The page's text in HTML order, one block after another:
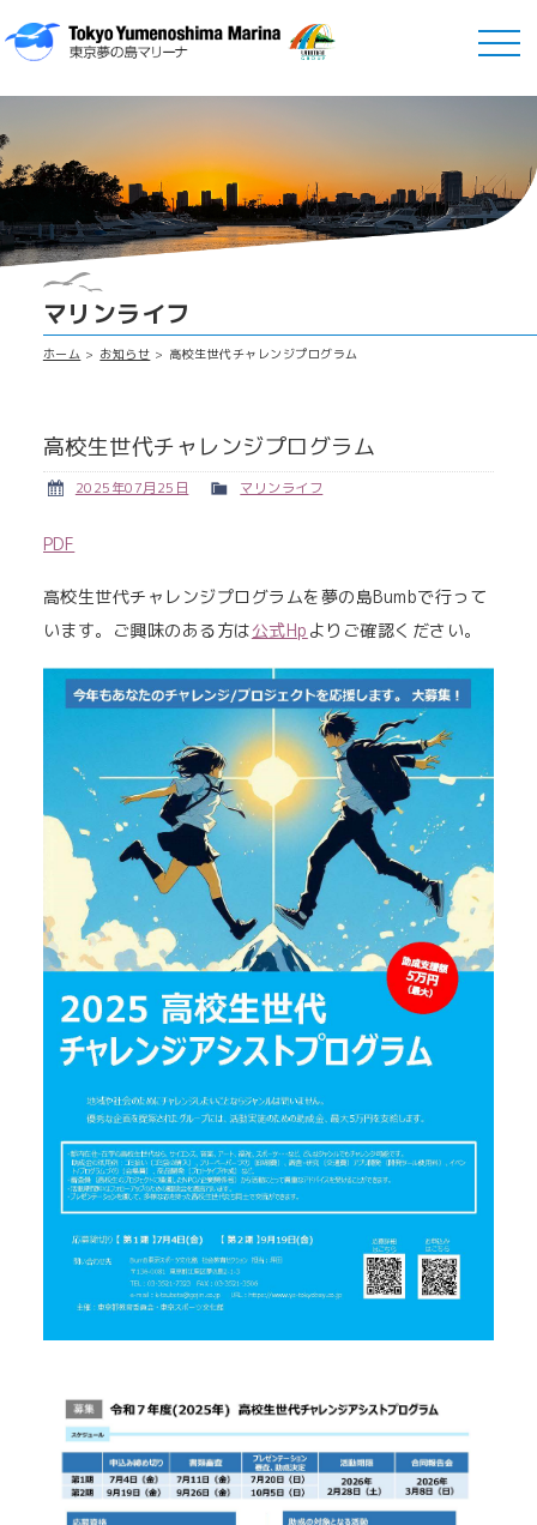
マリンライフ
ホーム お知らせ 高校生世代チャレンジプログラム
高校生世代チャレンジプログラム
2025年07月25日 マリンライフ
PDF
高校生世代チャレンジプログラムを夢の島Bumbで行って
います。ご興味のある方は公式Hp よりご確認ください。